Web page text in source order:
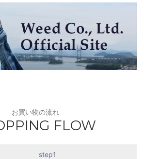
お買い物の流れ
FLOW
step1